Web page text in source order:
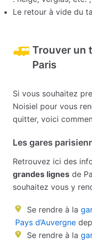
Le retour à vide du
Trouver un
Paris
Si vous souhaitez
Noisiel pour vous
quitter, voici
Les gares
Retrouvez ici des
grandes lignes de
souhaitez vous y
Se rendre à la
Pays d’Auvergne
Se rendre à la